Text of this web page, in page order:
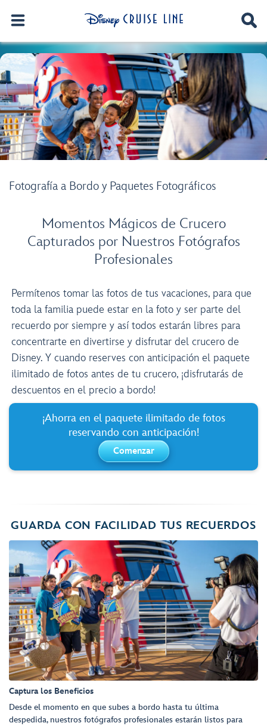
Fotografía a Bordo y Paquetes Fotográficos
Momentos Mágicos de Crucero
Capturados por Nuestros Fotógrafos
Profesionales
Permítenos tomar las fotos de tus vacaciones, para que
toda la familia puede estar en la foto y ser parte del
recuerdo por siempre y así todos estarán libres para
concentrarte en divertirse y disfrutar del crucero de
Disney. Y cuando reserves con anticipación el paquete
ilimitado de fotos antes de tu crucero, ¡disfrutarás de
descuentos en el precio a bordo!
¡Ahorra en el paquete ilimitado de fotos
reservando con anticipación!
Comenzar
GUARDA CON FACILIDAD TUS RECUERDOS
Captura los Beneficios
Desde el momento en que subes a bordo hasta tu última
despedida, nuestros fotógrafos profesionales estarán listos para